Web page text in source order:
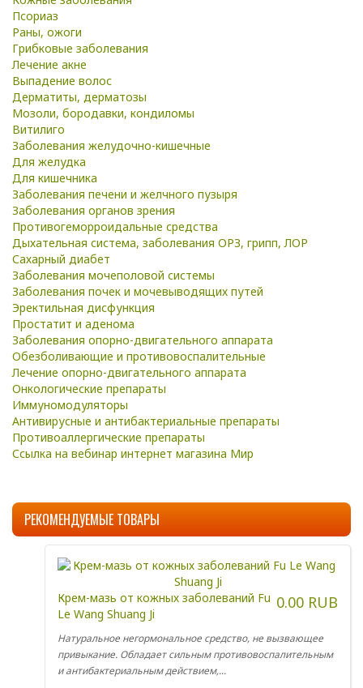
Псориаз
Раны, ожоги
Грибковые заболевания
Лечение акне
Выпадение волос
Дерматиты, дерматозы
Мозоли, бородавки, кондиломы
Витилиго
Заболевания желудочно-кишечные
Для желудка
Для кишечника
Заболевания печени и желчного пузыря
Заболевания органов зрения
Противогеморроидальные средства
Дыхательная система, заболевания ОРЗ, грипп, ЛОР
Сахарный диабет
Заболевания мочеполовой системы
Заболевания почек и мочевыводящих путей
Эректильная дисфункция
Простатит и аденома
Заболевания опорно-двигательного аппарата
Обезболивающие и противовоспалительные
Лечение опорно-двигательного аппарата
Онкологические препараты
Иммуномодуляторы
Антивирусные и антибактериальные препараты
Противоаллергические препараты
Ссылка на вебинар интернет магазина Мир
РЕКОМЕНДУЕМЫЕ ТОВАРЫ
0.00 RUB
Крем-мазь от кожных заболеваний Fu
Le Wang Shuang Ji
Натуральное негормональное средство, не вызвающее
привыкание. Обладает сильным противовоспалительным
и антибактериальным действием,...